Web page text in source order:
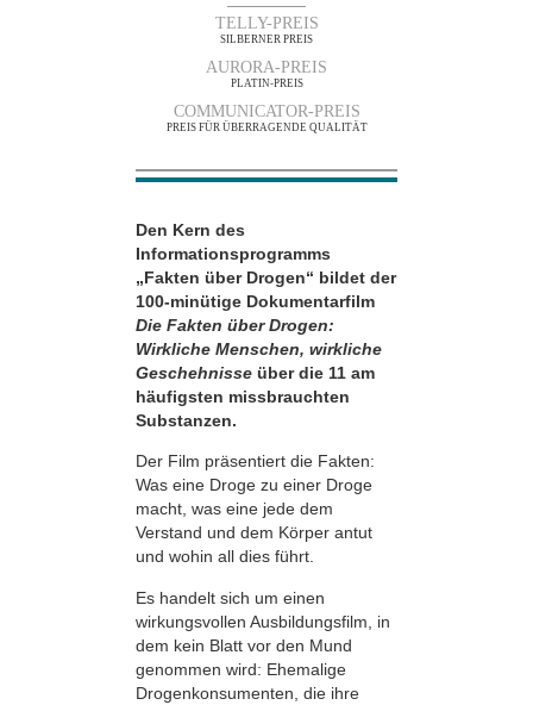
TELLY-PREIS
SILBERNER PREIS
AURORA-PREIS
PLATIN-PREIS
COMMUNICATOR-PREIS
PREIS FÜR ÜBERRAGENDE QUALITÄT
Den Kern des
Informationsprogramms
„Fakten über Drogen“ bildet der
100-minütige Dokumentarfilm
Die Fakten über Drogen:
Wirkliche Menschen, wirkliche
Geschehnisse über die 11 am
häufigsten missbrauchten
Substanzen.
Der Film präsentiert die Fakten:
Was eine Droge zu einer Droge
macht, was eine jede dem
Verstand und dem Körper antut
und wohin all dies führt.
Es handelt sich um einen
wirkungsvollen Ausbildungsfilm, in
dem kein Blatt vor den Mund
genommen wird: Ehemalige
Drogenkonsumenten, die ihre